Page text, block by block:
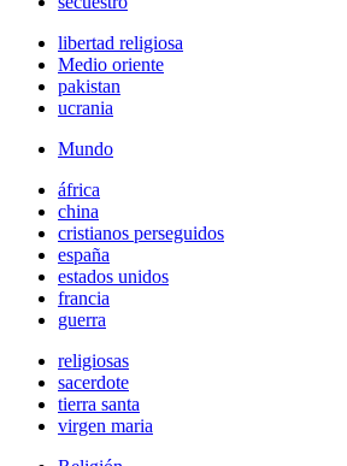
libertad religiosa
Medio oriente
pakistan
ucrania
Mundo
áfrica
china
cristianos perseguidos
españa
estados unidos
francia
guerra
religiosas
sacerdote
tierra santa
virgen maria